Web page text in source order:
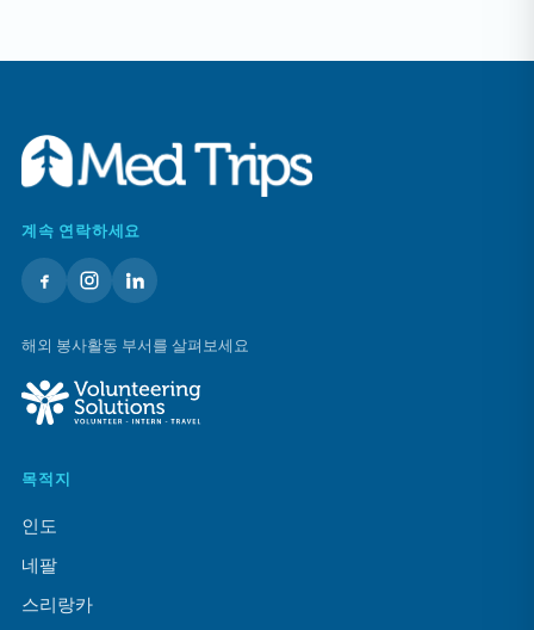
계속 연락하세요
해외 봉사활동 부서를 살펴보세요
목적지
인도
네팔
스리랑카